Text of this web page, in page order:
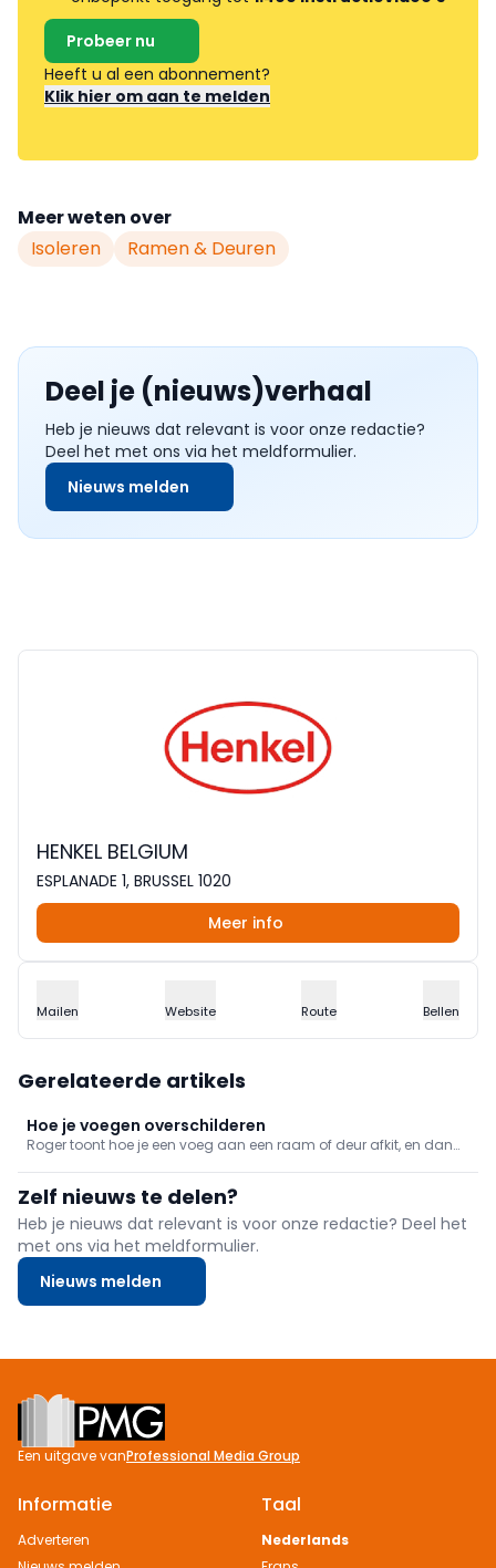
Probeer nu
Heeft u al een abonnement?
Klik hier om aan te melden
Meer weten over
Isoleren
Ramen & Deuren
Deel je (nieuws)verhaal
Heb je nieuws dat relevant is voor onze redactie?
Deel het met ons via het meldformulier.
Nieuws melden
HENKEL BELGIUM
ESPLANADE 1, BRUSSEL 1020
Meer info
Mailen Website Route Bellen
Gerelateerde artikels
Hoe je voegen overschilderen
Roger toont hoe je een voeg aan een raam of deur afkit, en dan
Zelf nieuws te delen?
Heb je nieuws dat relevant is voor onze redactie? Deel het
met ons via het meldformulier.
Nieuws melden
Footer
Een uitgave vanProfessional Media Group
Informatie
Adverteren
Taal
Nederlands